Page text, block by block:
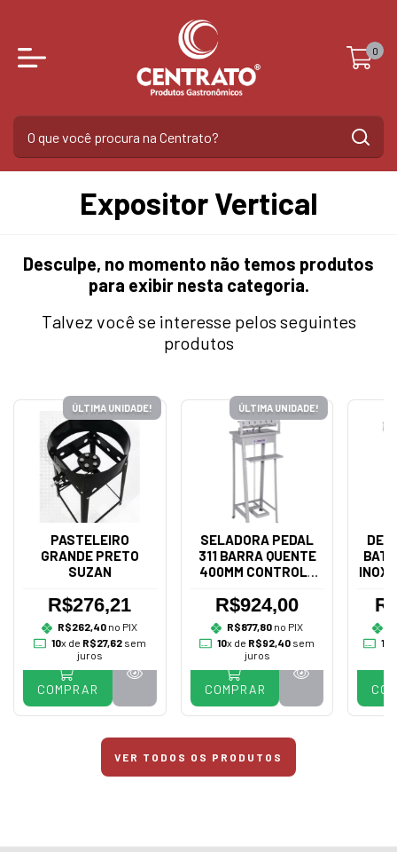
0
Expositor Vertical
Desculpe, no momento não temos produtos
para exibir nesta categoria.
Talvez você se interesse pelos seguintes
produtos
ÚLTIMA UNIDADE!
PASTELEIRO
GRANDE PRETO
SUZAN
R$276,21
R$262,40 no PIX
10x de R$27,62sem
juros
COMPRAR
ÚLTIMA UNIDADE!
SELADORA PEDAL
311 BARRA QUENTE
400MM CONTROLE
R$924,00
R$877,80 no PIX
10x de R$92,40sem
juros
COMPRAR
INOX
10
VER TODOS OS PRODUTOS